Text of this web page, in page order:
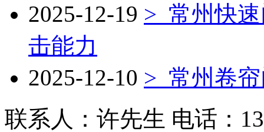
2025-12-19 > 常州快
击能力
2025-12-10 > 常州卷
联系人：许先生 电话：